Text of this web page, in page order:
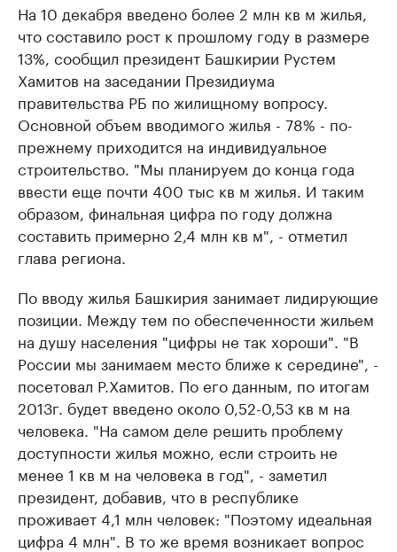
На 10 декабря введено более 2 млн кв м жилья,
что составило рост к прошлому году в размере
13%, сообщил президент Башкирии Рустем
Хамитов на заседании Президиума
правительства РБ по жилищному вопросу.
Основной объем вводимого жилья - 78% - по-
прежнему приходится на индивидуальное
строительство. "Мы планируем до конца года
ввести еще почти 400 тыс кв м жилья. И таким
образом, финальная цифра по году должна
составить примерно 2,4 млн кв м", - отметил
глава региона.
По вводу жилья Башкирия занимает лидирующие
позиции. Между тем по обеспеченности жильем
на душу населения "цифры не так хороши". "В
России мы занимаем место ближе к середине", -
посетовал Р.Хамитов. По его данным, по итогам
2013г. будет введено около 0,52-0,53 кв м на
человека. "На самом деле решить проблему
доступности жилья можно, если строить не
менее 1 кв м на человека в год", - заметил
президент, добавив, что в республике
проживает 4,1 млн человек: "Поэтому идеальная
цифра 4 млн". В то же время возникает вопрос